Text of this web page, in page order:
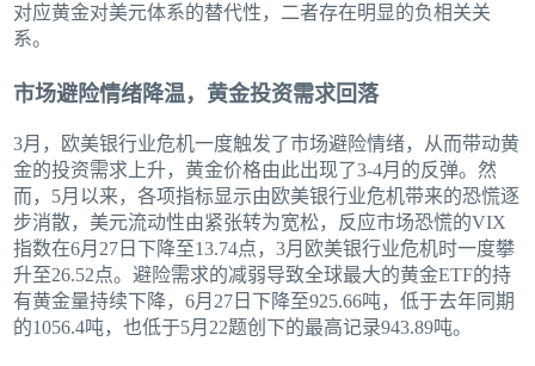
对应黄金对美元体系的替代性，二者存在明显的负相关关
系。
市场避险情绪降温，黄金投资需求回落
3月，欧美银行业危机一度触发了市场避险情绪，从而带动黄
金的投资需求上升，黄金价格由此出现了3-4月的反弹。然
而，5月以来，各项指标显示由欧美银行业危机带来的恐慌逐
步消散，美元流动性由紧张转为宽松，反应市场恐慌的VIX
指数在6月27日下降至13.74点，3月欧美银行业危机时一度攀
升至26.52点。避险需求的减弱导致全球最大的黄金ETF的持
有黄金量持续下降，6月27日下降至925.66吨，低于去年同期
的1056.4吨，也低于5月22题创下的最高记录943.89吨。